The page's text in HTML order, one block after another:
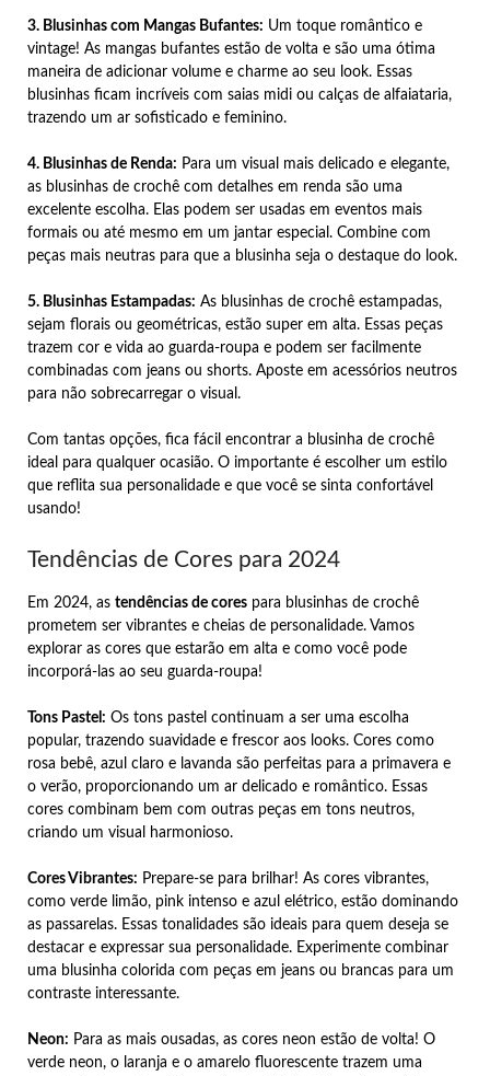
3. Blusinhas com Mangas Bufantes: Um toque romântico e
vintage! As mangas bufantes estão de volta e são uma ótima
maneira de adicionar volume e charme ao seu look. Essas
blusinhas ficam incríveis com saias midi ou calças de alfaiataria,
trazendo um ar sofisticado e feminino.
4. Blusinhas de Renda: Para um visual mais delicado e elegante,
as blusinhas de crochê com detalhes em renda são uma
excelente escolha. Elas podem ser usadas em eventos mais
formais ou até mesmo em um jantar especial. Combine com
peças mais neutras para que a blusinha seja o destaque do look.
5. Blusinhas Estampadas: As blusinhas de crochê estampadas,
sejam florais ou geométricas, estão super em alta. Essas peças
trazem cor e vida ao guarda-roupa e podem ser facilmente
combinadas com jeans ou shorts. Aposte em acessórios neutros
para não sobrecarregar o visual.
Com tantas opções, fica fácil encontrar a blusinha de crochê
ideal para qualquer ocasião. O importante é escolher um estilo
que reflita sua personalidade e que você se sinta confortável
usando!
Tendências de Cores para 2024
Em 2024, as tendências de cores para blusinhas de crochê
prometem ser vibrantes e cheias de personalidade. Vamos
explorar as cores que estarão em alta e como você pode
incorporá-las ao seu guarda-roupa!
Tons Pastel: Os tons pastel continuam a ser uma escolha
popular, trazendo suavidade e frescor aos looks. Cores como
rosa bebê, azul claro e lavanda são perfeitas para a primavera e
o verão, proporcionando um ar delicado e romântico. Essas
cores combinam bem com outras peças em tons neutros,
criando um visual harmonioso.
Cores Vibrantes: Prepare-se para brilhar! As cores vibrantes,
como verde limão, pink intenso e azul elétrico, estão dominando
as passarelas. Essas tonalidades são ideais para quem deseja se
destacar e expressar sua personalidade. Experimente combinar
uma blusinha colorida com peças em jeans ou brancas para um
contraste interessante.
Neon: Para as mais ousadas, as cores neon estão de volta! O
verde neon, o laranja e o amarelo fluorescente trazem uma